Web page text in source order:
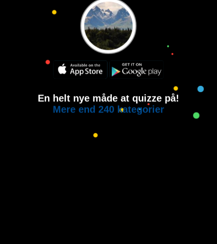
En helt nye måde at quizze på!
Mere end 240 kategorier